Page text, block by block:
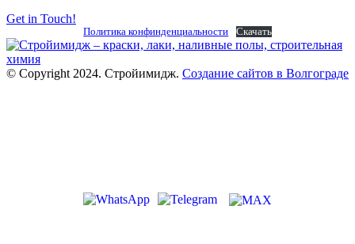
Get in Touch!
Политика конфинденциальности Скачать
© Copyright 2024. Стройимидж. Создание сайтов в Волгограде